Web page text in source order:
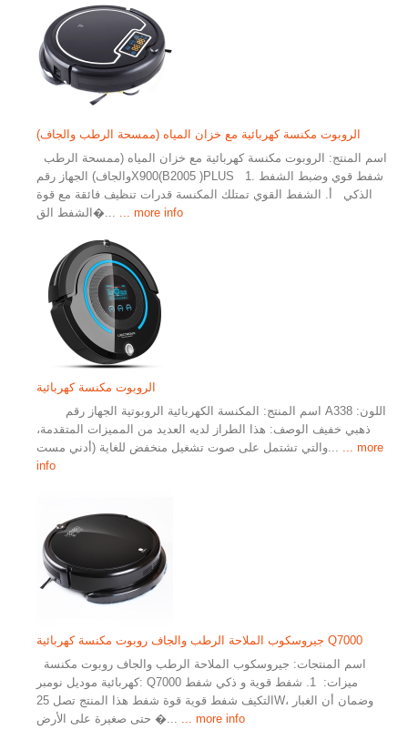
الروبوت مكنسة كهربائية مع خزان المياه (ممسحة الرطب والجاف)
والجاف) الجهاز رقمX900(B2005 )PLUS 1. شفط قوي وضبط الشفط
الذكي أ. الشفط القوي تمتلك المكنسة قدرات تنظيف فائقة مع قوة
الشفط الق�...
... more info
الروبوت مكنسة كهربائية
ذهبي خفيف الوصف: هذا الطراز لديه العديد من المميزات المتقدمة،
... more
info
جيروسكوب الملاحة الرطب والجاف روبوت مكنسة كهربائية Q7000
كهربائية موديل نومبر: Q7000 ميزات: 1. شفط قوية و ذكي شفط
التكيف شفط قوية قوة شفط هذا المنتج تصل 25W، وضمان أن الغبار
حتى صغيرة على الأرض �...
... more info